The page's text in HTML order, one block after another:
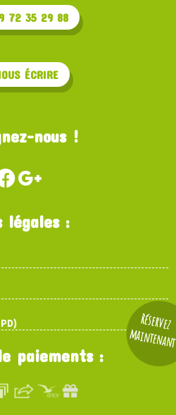
Réservez
72 35 29 88
ÉCRIRE
nous !
légales :
paiements :